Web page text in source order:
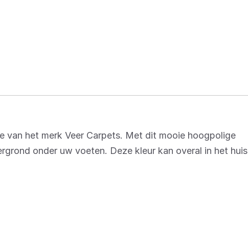
van het merk Veer Carpets. Met dit mooie hoogpolige
onder uw voeten. Deze kleur kan overal in het huis